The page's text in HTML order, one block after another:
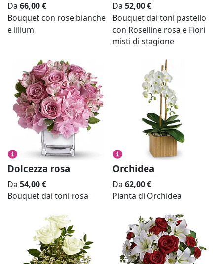
Da 66,00€
Bouquet con rose bianche
e lilium
Da 52,00€
Bouquet dai toni pastello
con Roselline rosa e Fiori
misti di stagione
Dolcezza rosa
Da 54,00€
Bouquet dai toni rosa
Orchidea
Da 62,00€
Pianta di Orchidea